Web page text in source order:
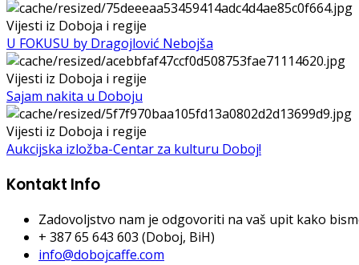
Vijesti iz Doboja i regije
U FOKUSU by Dragojlović Nebojša
Vijesti iz Doboja i regije
Sajam nakita u Doboju
Vijesti iz Doboja i regije
Аukcijska izložba-Centar za kulturu Doboj!
Kontakt Info
Zadovoljstvo nam je odgovoriti na vaš upit kako
+ 387 65 643 603 (Doboj, BiH)
info@dobojcaffe.com